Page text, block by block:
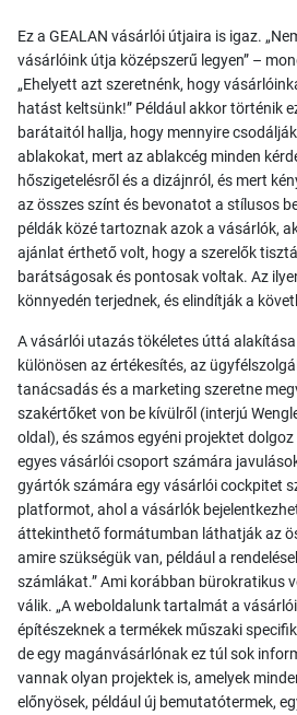
Ez a GEALAN vásárlói útjaira is igaz.
vásárlóink útja középszerű legyen” –
„Ehelyett azt szeretnénk, hogy
hatást keltsünk!” Például akkor történik
barátaitól hallja, hogy mennyire
ablakokat, mert az ablakcég minden
hőszigetelésről és a dizájnról, és mert
az összes színt és bevonatot a stílusos
példák közé tartoznak azok a vásárlók,
ajánlat érthető volt, hogy a szerelők
barátságosak és pontosak voltak. Az
könnyedén terjednek, és elindítják a
A vásárlói utazás tökéletes úttá
különösen az értékesítés, az
tanácsadás és a marketing szeretne
szakértőket von be kívülről (interjú
oldal), és számos egyéni projektet dolgoz
egyes vásárlói csoport számára
gyártók számára egy vásárlói cockpitet
platformot, ahol a vásárlók
áttekinthető formátumban láthatják az
amire szükségük van, például a
számlákat.” Ami korábban bürokratikus
válik. „A weboldalunk tartalmát a
építészeknek a termékek műszaki
de egy magánvásárlónak ez túl sok
vannak olyan projektek is, amelyek
előnyösek, például új bemutatótermek,